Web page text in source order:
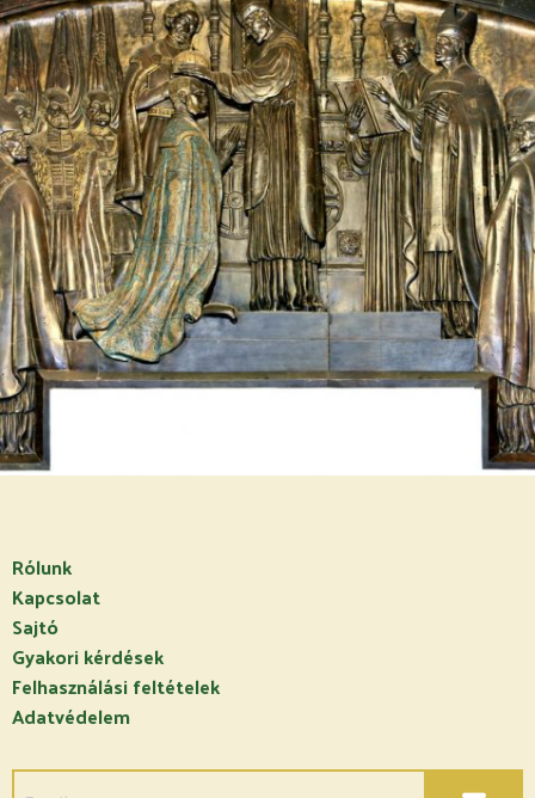
Rólunk
Kapcsolat
Sajtó
Gyakori kérdések
Felhasználási feltételek
Adatvédelem